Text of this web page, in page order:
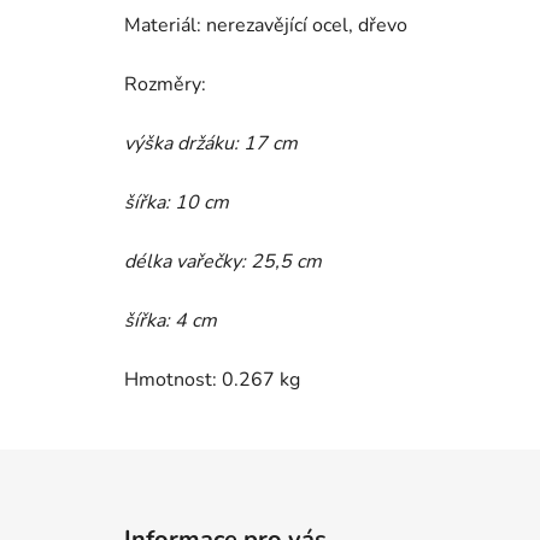
Materiál: nerezavějící ocel, dřevo
Rozměry:
výška držáku: 17 cm
šířka: 10 cm
délka vařečky: 25,5 cm
šířka: 4 cm
Hmotnost: 0.267 kg